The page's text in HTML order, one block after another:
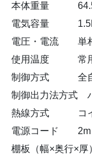
本体重量
電気容量
電圧・電流 単相
使用温度 常用
制御方式 全自
制御出力法方式
熱線方式 コ
電源コード 2m
棚板（幅×奥行×厚